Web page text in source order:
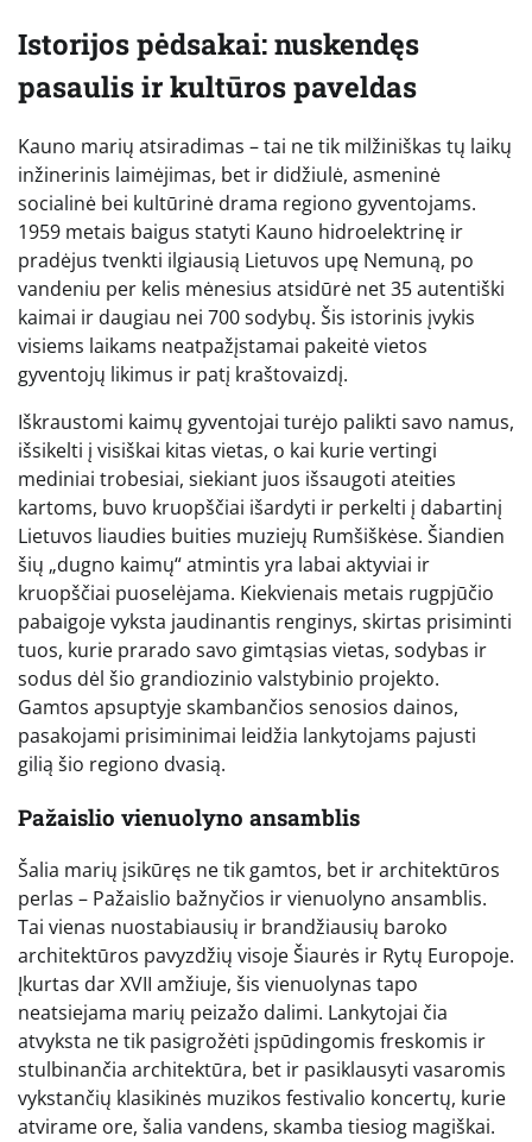
Istorijos pėdsakai: nuskendęs
pasaulis ir kultūros paveldas
Kauno marių atsiradimas – tai ne tik milžiniškas tų laikų
inžinerinis laimėjimas, bet ir didžiulė, asmeninė
socialinė bei kultūrinė drama regiono gyventojams.
1959 metais baigus statyti Kauno hidroelektrinę ir
pradėjus tvenkti ilgiausią Lietuvos upę Nemuną, po
vandeniu per kelis mėnesius atsidūrė net 35 autentiški
kaimai ir daugiau nei 700 sodybų. Šis istorinis įvykis
visiems laikams neatpažįstamai pakeitė vietos
gyventojų likimus ir patį kraštovaizdį.
Iškraustomi kaimų gyventojai turėjo palikti savo namus,
išsikelti į visiškai kitas vietas, o kai kurie vertingi
mediniai trobesiai, siekiant juos išsaugoti ateities
kartoms, buvo kruopščiai išardyti ir perkelti į dabartinį
Lietuvos liaudies buities muziejų Rumšiškėse. Šiandien
šių „dugno kaimų“ atmintis yra labai aktyviai ir
kruopščiai puoselėjama. Kiekvienais metais rugpjūčio
pabaigoje vyksta jaudinantis renginys, skirtas prisiminti
tuos, kurie prarado savo gimtąsias vietas, sodybas ir
sodus dėl šio grandiozinio valstybinio projekto.
Gamtos apsuptyje skambančios senosios dainos,
pasakojami prisiminimai leidžia lankytojams pajusti
gilią šio regiono dvasią.
Pažaislio vienuolyno ansamblis
Šalia marių įsikūręs ne tik gamtos, bet ir architektūros
perlas – Pažaislio bažnyčios ir vienuolyno ansamblis.
Tai vienas nuostabiausių ir brandžiausių baroko
architektūros pavyzdžių visoje Šiaurės ir Rytų Europoje.
Įkurtas dar XVII amžiuje, šis vienuolynas tapo
neatsiejama marių peizažo dalimi. Lankytojai čia
atvyksta ne tik pasigrožėti įspūdingomis freskomis ir
stulbinančia architektūra, bet ir pasiklausyti vasaromis
vykstančių klasikinės muzikos festivalio koncertų, kurie
atvirame ore, šalia vandens, skamba tiesiog magiškai.